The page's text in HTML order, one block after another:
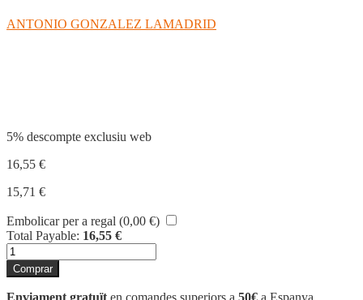
ANTONIO GONZALEZ LAMADRID
5% descompte exclusiu web
16,55 €
15,71 €
Embolicar per a regal (0,00 €)
Total Payable: 16,55 €
quantitat
de
TRADICIONES
HISTORICAS
Comprar
Enviament gratuït en comandes superiors a 50€ a Espanya